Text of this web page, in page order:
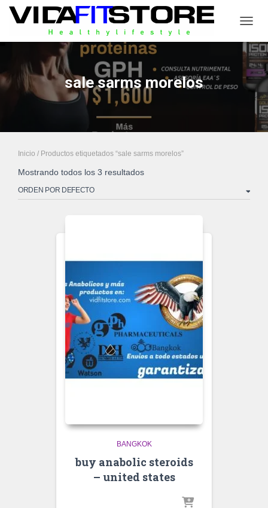
sale sarms morelos
Inicio / Productos etiquetados “sale sarms morelos”
Mostrando todos los 3 resultados
BANGKOK
buy anabolic steroids
– united states